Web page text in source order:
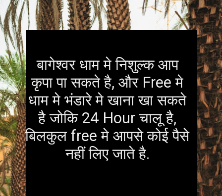
बागेश्वर धाम मे निशुल्क आप
कृपा पा सकते है, और Free मे
धाम मे भंडारे मे खाना खा सकते
है जोकि 24 Hour चालू है,
बिलकुल free मे आपसे कोई पैसे
नहीं लिए जाते है.